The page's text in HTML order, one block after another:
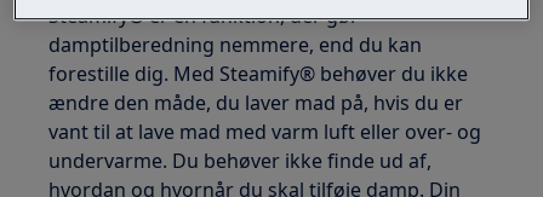
Steamify® er en funktion, der gør
damptilberedning nemmere, end du kan
forestille dig. Med Steamify® behøver du ikke
ændre den måde, du laver mad på, hvis du er
vant til at lave mad med varm luft eller over- og
undervarme. Du behøver ikke finde ud af,
hvordan og hvornår du skal tilføje damp. Din